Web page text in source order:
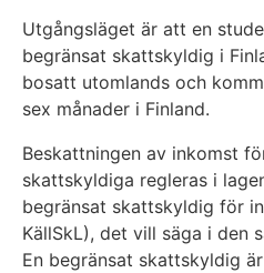
Utgångsläget är att en
begränsat skattskyldig i
bosatt utomlands och
sex månader i Finland.
Beskattningen av inkomst
skattskyldiga regleras i
begränsat skattskyldig för
KällSkL), det vill säga i den
En begränsat skattskyldig